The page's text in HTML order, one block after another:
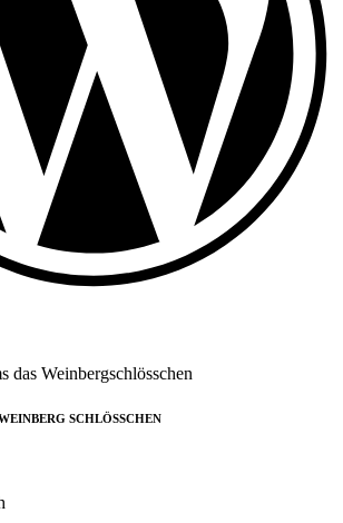
das Weinbergschlösschen
SCHLÖSSCHEN